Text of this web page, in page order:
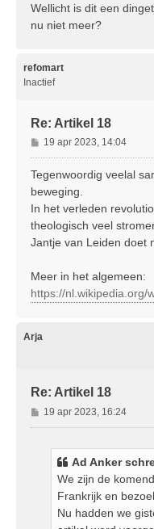
Wellicht is dit een
nu niet meer?
refomart
Inactief
Re: Artikel 18
B
e
r
h
t
19 apr 2023, 14:04
Tegenwoordig veelal
beweging.
In het verleden
theologisch veel
Jantje van Leiden doet
Meer in het algemeen:
https://nl.wikipedia.org/
Arja
Re: Artikel 18
B
e
19 apr 2023, 16:24
Ad Anker
We zijn de
Frankrijk en
Nu hadden we